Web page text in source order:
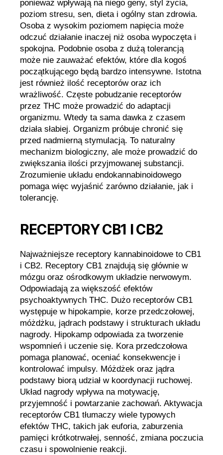
ponieważ wpływają na niego geny, styl życia,
poziom stresu, sen, dieta i ogólny stan zdrowia.
Osoba z wysokim poziomem napięcia może
odczuć działanie inaczej niż osoba wypoczęta i
spokojna. Podobnie osoba z dużą tolerancją
może nie zauważać efektów, które dla kogoś
początkującego będą bardzo intensywne. Istotna
jest również ilość receptorów oraz ich
wrażliwość. Częste pobudzanie receptorów
przez THC może prowadzić do adaptacji
organizmu. Wtedy ta sama dawka z czasem
działa słabiej. Organizm próbuje chronić się
przed nadmierną stymulacją. To naturalny
mechanizm biologiczny, ale może prowadzić do
zwiększania ilości przyjmowanej substancji.
Zrozumienie układu endokannabinoidowego
pomaga więc wyjaśnić zarówno działanie, jak i
tolerancję.
RECEPTORY CB1 I CB2
Najważniejsze receptory kannabinoidowe to CB1
i CB2. Receptory CB1 znajdują się głównie w
mózgu oraz ośrodkowym układzie nerwowym.
Odpowiadają za większość efektów
psychoaktywnych THC. Dużo receptorów CB1
występuje w hipokampie, korze przedczołowej,
móżdżku, jądrach podstawy i strukturach układu
nagrody. Hipokamp odpowiada za tworzenie
wspomnień i uczenie się. Kora przedczołowa
pomaga planować, oceniać konsekwencje i
kontrolować impulsy. Móżdżek oraz jądra
podstawy biorą udział w koordynacji ruchowej.
Układ nagrody wpływa na motywację,
przyjemność i powtarzanie zachowań. Aktywacja
receptorów CB1 tłumaczy wiele typowych
efektów THC, takich jak euforia, zaburzenia
pamięci krótkotrwałej, senność, zmiana poczucia
czasu i spowolnienie reakcji.